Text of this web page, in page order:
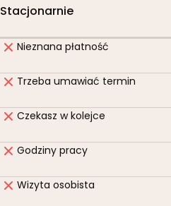
Stacjonarnie
Nieznana płatność
Trzeba umawiać termin
Czekasz w kolejce
Godziny pracy
Wizyta osobista